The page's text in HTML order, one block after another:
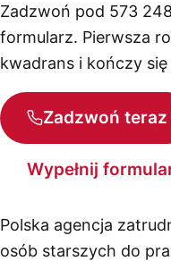
Zadzwoń pod 573
formularz. Pierwsza
kwadrans i kończy
Zadzwoń teraz
Wypełnij
Polska agencja
osób starszych do